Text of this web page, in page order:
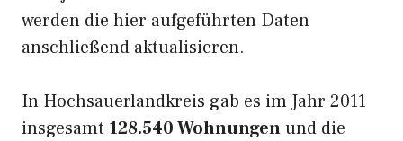
werden die hier aufgeführten Daten
anschließend aktualisieren.
In Hochsauerlandkreis gab es im Jahr 2011
insgesamt 128.540 Wohnungenund die